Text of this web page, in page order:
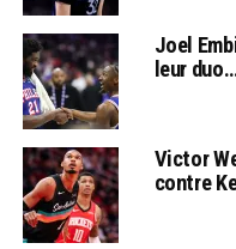
Joel
leur
Victor
contre